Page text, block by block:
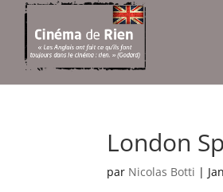
London
par Nicolas Botti |